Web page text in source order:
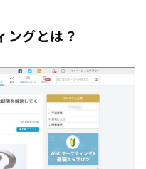
ングとは？